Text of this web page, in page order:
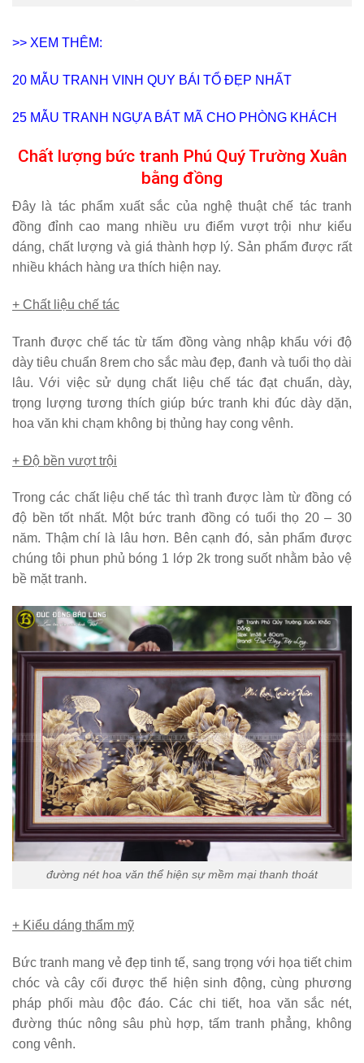
>> XEM THÊM:
20 MẪU TRANH VINH QUY BÁI TỔ ĐẸP NHẤT
25 MẪU TRANH NGỰA BÁT MÃ CHO PHÒNG KHÁCH
Chất lượng bức tranh Phú Quý Trường Xuân
bằng đồng
Đây là tác phẩm xuất sắc của nghệ thuật chế tác tranh
đồng đỉnh cao mang nhiều ưu điểm vượt trội như kiểu
dáng, chất lượng và giá thành hợp lý. Sản phẩm được rất
nhiều khách hàng ưa thích hiện nay.
+ Chất liệu chế tác
Tranh được chế tác từ tấm đồng vàng nhập khẩu với độ
dày tiêu chuẩn 8rem cho sắc màu đẹp, đanh và tuổi thọ dài
lâu. Với việc sử dụng chất liệu chế tác đạt chuẩn, dày,
trọng lượng tương thích giúp bức tranh khi đúc dày dặn,
hoa văn khi chạm không bị thủng hay cong vênh.
+ Độ bền vượt trội
Trong các chất liệu chế tác thì tranh được làm từ đồng có
độ bền tốt nhất. Một bức tranh đồng có tuổi thọ 20 – 30
năm. Thậm chí là lâu hơn. Bên cạnh đó, sản phẩm được
chúng tôi phun phủ bóng 1 lớp 2k trong suốt nhằm bảo vệ
bề mặt tranh.
đường nét hoa văn thể hiện sự mềm mại thanh thoát
+ Kiểu dáng thẩm mỹ
Bức tranh mang vẻ đẹp tinh tế, sang trọng với họa tiết chim
chóc và cây cối được thể hiện sinh động, cùng phương
pháp phối màu độc đáo. Các chi tiết, hoa văn sắc nét,
đường thúc nông sâu phù hợp, tấm tranh phẳng, không
cong vênh.